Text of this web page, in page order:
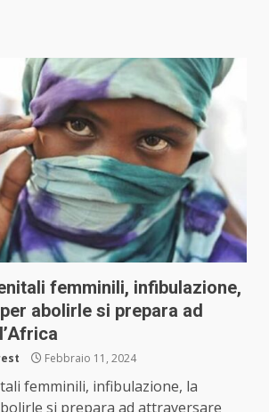
femminili, infibulazione,
abolirle si prepara ad
Febbraio 11, 2024
femminili, infibulazione, la
si prepara ad attraversare